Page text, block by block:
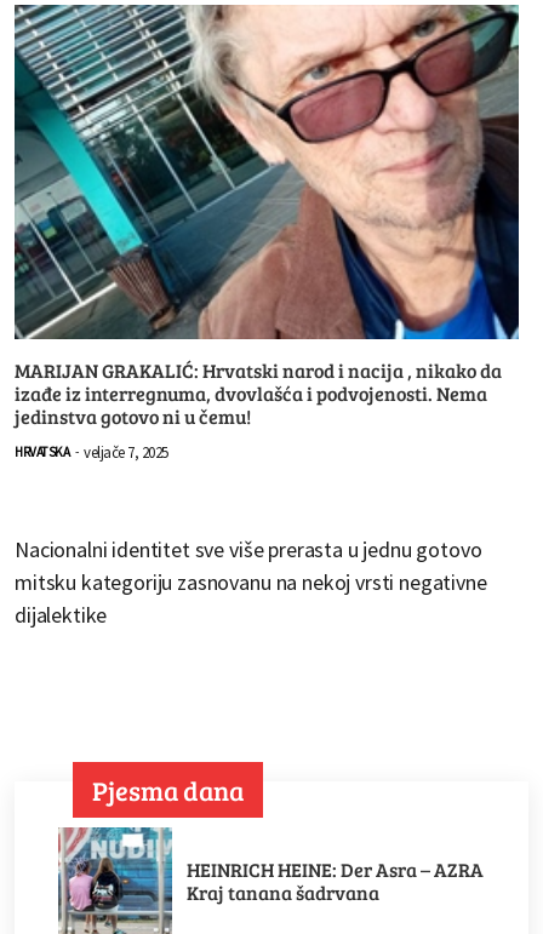
MARIJAN GRAKALIĆ: Hrvatski narod i nacija , nikako da
izađe iz interregnuma, dvovlašća i podvojenosti. Nema
jedinstva gotovo ni u čemu!
HRVATSKA - veljače 7, 2025
Nacionalni identitet sve više prerasta u jednu gotovo
mitsku kategoriju zasnovanu na nekoj vrsti negativne
dijalektike
Pjesma dana
HEINRICH HEINE: Der Asra – AZRA
Kraj tanana šadrvana